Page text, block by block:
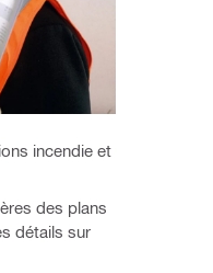
incendie et
des plans
détails sur